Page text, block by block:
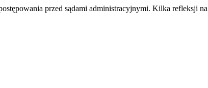
przed sądami administracyjnymi. Kilka refleksji